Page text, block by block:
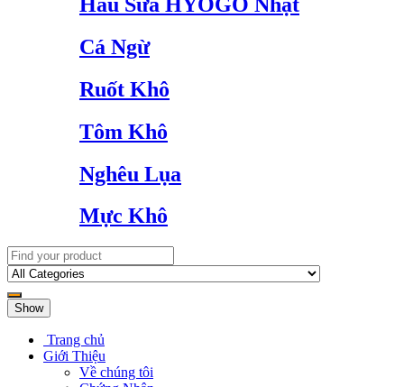
Cá Ngừ
Ruốt Khô
Tôm Khô
Nghêu Lụa
Mực Khô
Show
Trang chủ
Giới Thiệu
Về chúng tôi